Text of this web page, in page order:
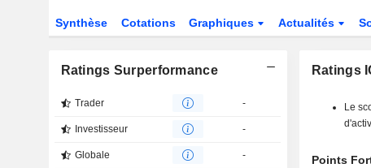
Synthèse Cotations Graphiques Actualités
Ratings Surperformance
Trader -
Investisseur -
Globale -
Ratings
Le
Points